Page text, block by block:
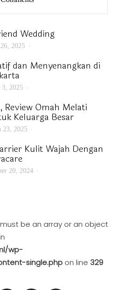
Wedding
2025
dan Menyenangkan di
3, 2025
Review Omah Melati
Keluarga Besar
23, 2025
Kulit Wajah Dengan
20, 2024
be an array or an object
wp-
single.php on line 329